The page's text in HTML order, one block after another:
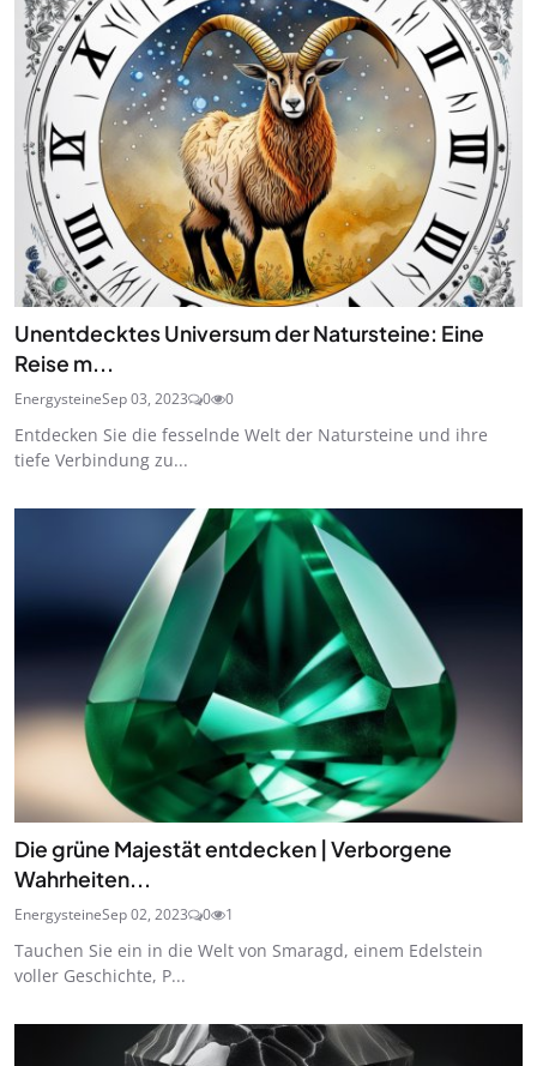
Unentdecktes Universum der Natursteine: Eine
Reise m...
EnergysteineSep 03, 2023 0 0
Entdecken Sie die fesselnde Welt der Natursteine und ihre
tiefe Verbindung zu...
Die grüne Majestät entdecken | Verborgene
Wahrheiten...
EnergysteineSep 02, 2023 0 1
Tauchen Sie ein in die Welt von Smaragd, einem Edelstein
voller Geschichte, P...